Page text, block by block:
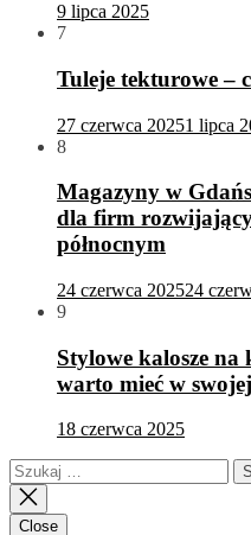
9 lipca 2025
7
Tuleje tekturowe –
27 czerwca 20251 lipca
8
Magazyny w
dla firm
północnym
24 czerwca 202524
9
Stylowe kalosze na
warto mieć w
18 czerwca 2025
Szukaj:
Close